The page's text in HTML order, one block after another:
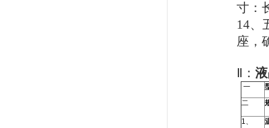
寸：
14、
座，
Ⅱ：
一
二
1、